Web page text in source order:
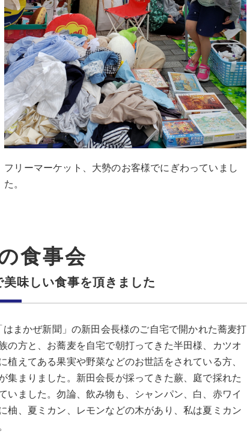
フリーマーケット、大勢のお客様でにぎわっていまし
た。
味しい食事を頂きました
食事会
まかぜ新聞」の新田会長様のご自宅で開かれた蕎麦打
方と、お蕎麦を自宅で朝打ってきた半田様、カツオ
えてある果実や野菜などのお世話をされている方、
まりました。新田会長が採ってきた蕨、庭で採れた
ました。勿論、飲み物も、シャンパン、白、赤ワイ
、夏ミカン、レモンなどの木があり、私は夏ミカン